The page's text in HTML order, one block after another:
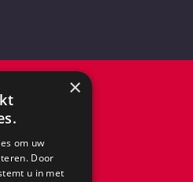
×
om uw
Door
u in met